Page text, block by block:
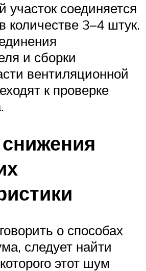
участок соединяется
количестве 3–4 штук.
и сборки
вентиляционной
к проверке
о способах
следует найти
этот шум